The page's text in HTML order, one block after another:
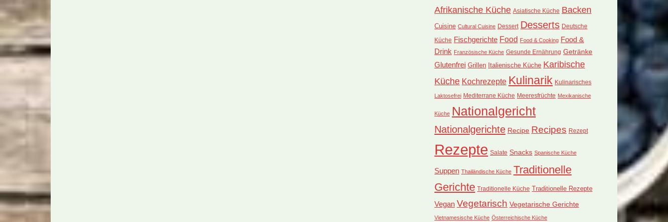
Afrikanische Küche Asiatische Küche Backen
Cuisine Cultural Cuisine Dessert Desserts Deutsche
Küche Fischgerichte Food Food & Cooking Food &
Drink Französische Küche Gesunde Ernährung Getränke
Glutenfrei Grillen Italienische Küche Karibische
Küche Kochrezepte Kulinarik Kulinarisches
Laktosefrei Mediterrane Küche Meeresfrüchte Mexikanische
Küche Nationalgericht
Nationalgerichte Recipe Recipes Rezept
Rezepte Salate Snacks Spanische Küche
Suppen Thailändische Küche Traditionelle
Gerichte Traditionelle Küche Traditionelle Rezepte
Vegan Vegetarisch Vegetarische Gerichte
Vietnamesische Küche Österreichische Küche